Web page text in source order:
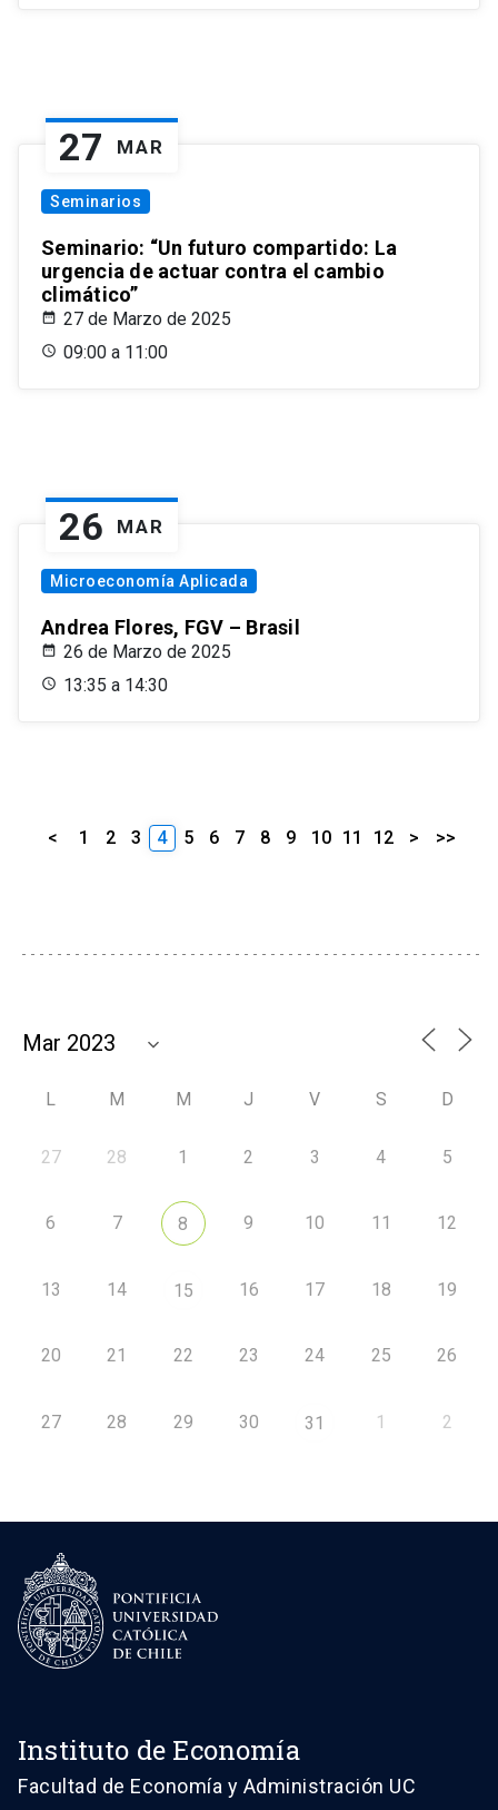
27 MAR
Seminarios
Seminario: “Un futuro compartido: La
urgencia de actuar contra el cambio
climático”
27 de Marzo de 2025
09:00 a 11:00
26 MAR
Microeconomía Aplicada
Andrea Flores, FGV – Brasil
26 de Marzo de 2025
13:35 a 14:30
< 1 2 3 4 5 6 7 8 9 10 11 12 > >>
L M M J V S D
27 28 1 2 3 4 5
6 7 8 9 10 11 12
13 14 15 16 17 18 19
20 21 22 23 24 25 26
27 28 29 30 31 1 2
Instituto de Economía
Facultad de Economía y Administración UC